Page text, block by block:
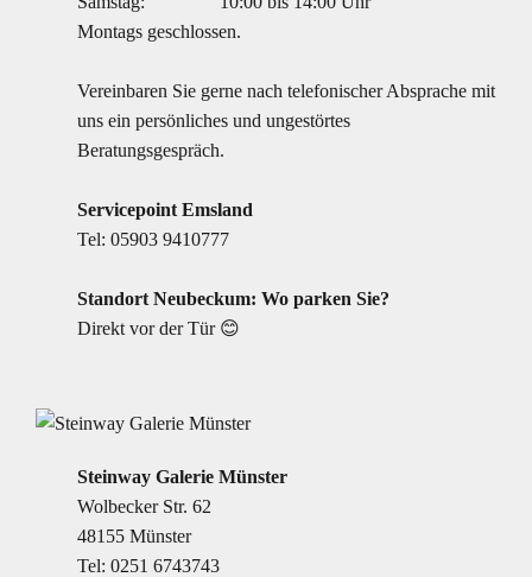
Montags geschlossen.
Vereinbaren Sie gerne nach telefonischer Absprache mit
uns ein persönliches und ungestörtes
Beratungsgespräch.
Servicepoint Emsland
Tel: 05903 9410777
Standort Neubeckum: Wo parken Sie?
Direkt vor der Tür 😊
Steinway Galerie Münster
Wolbecker Str. 62
48155 Münster
Tel: 0251 6743743